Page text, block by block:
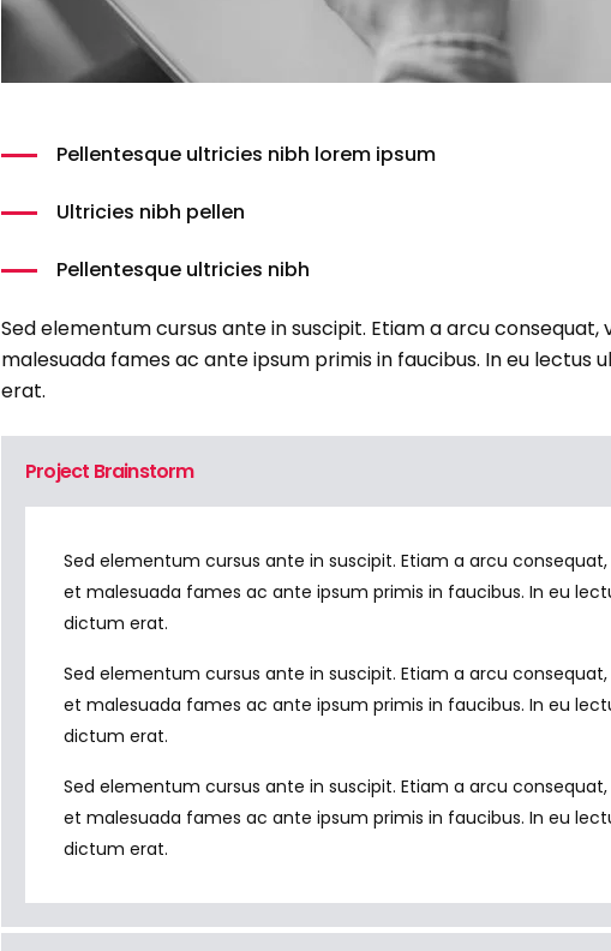
Pellentesque ultricies nibh lorem ipsum
Ultricies nibh pellen
Pellentesque ultricies nibh
Sed elementum cursus ante in suscipit. Etiam a arcu
malesuada fames ac ante ipsum primis in faucibus. In eu lectus
erat.
Project Brainstorm
Sed elementum cursus ante in suscipit. Etiam a arcu
et malesuada fames ac ante ipsum primis in faucibus. In eu
dictum erat.
Sed elementum cursus ante in suscipit. Etiam a arcu
et malesuada fames ac ante ipsum primis in faucibus. In eu
dictum erat.
Sed elementum cursus ante in suscipit. Etiam a arcu
et malesuada fames ac ante ipsum primis in faucibus. In eu
dictum erat.